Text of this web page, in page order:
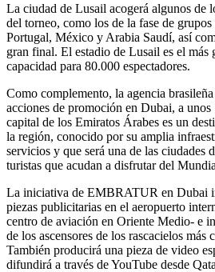
La ciudad de Lusail acogerá algunos de
del torneo, como los de la fase de
Portugal, México y Arabia Saudí, así
gran final. El estadio de Lusail es el más
capacidad para 80.000 espectadores.
Como complemento, la agencia
acciones de promoción en Dubai, a
capital de los Emiratos Árabes es un
la región, conocido por su amplia
servicios y que será una de las ciudades
turistas que acudan a disfrutar del
La iniciativa de EMBRATUR en Dubai
piezas publicitarias en el aeropuerto
centro de aviación en Oriente Medio- e
de los ascensores de los rascacielos más
También producirá una pieza de video
difundirá a través de YouTube desde